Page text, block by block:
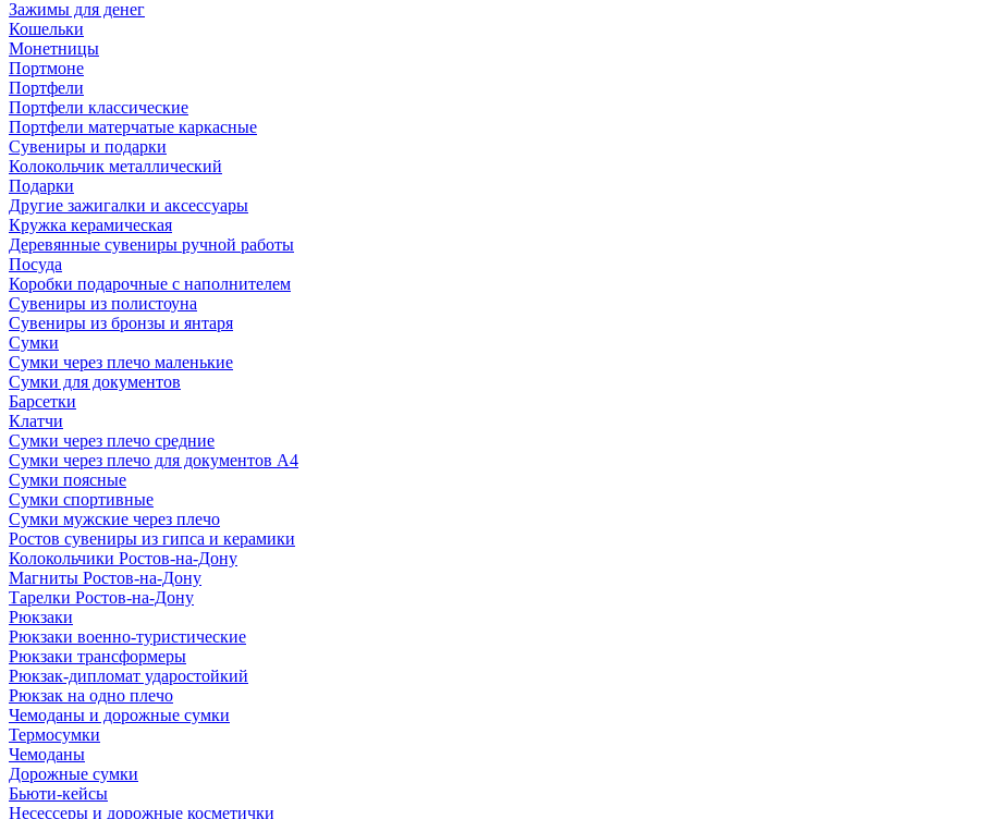
Зажимы для денег
Кошельки
Монетницы
Портмоне
Портфели
Портфели классические
Портфели матерчатые каркасные
Сувениры и подарки
Колокольчик металлический
Подарки
Другие зажигалки и аксессуары
Кружка керамическая
Деревянные сувениры ручной работы
Посуда
Коробки подарочные с наполнителем
Сувениры из полистоуна
Сувениры из бронзы и янтаря
Сумки
Сумки через плечо маленькие
Сумки для документов
Барсетки
Клатчи
Сумки через плечо средние
Сумки через плечо для документов А4
Сумки поясные
Сумки спортивные
Сумки мужские через плечо
Ростов сувениры из гипса и керамики
Колокольчики Ростов-на-Дону
Магниты Ростов-на-Дону
Тарелки Ростов-на-Дону
Рюкзаки
Рюкзаки военно-туристические
Рюкзаки трансформеры
Рюкзак-дипломат ударостойкий
Рюкзак на одно плечо
Чемоданы и дорожные сумки
Термосумки
Чемоданы
Дорожные сумки
Бьюти-кейсы
Несессеры и дорожные косметички